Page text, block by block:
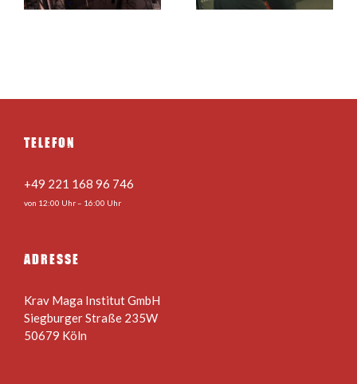
Livestream vom
Kopf –
TELEFON
+49 221 168 96 746
von 12:00 Uhr – 16:00 Uhr
ADRESSE
Krav Maga Institut GmbH
Siegburger Straße 235W
50679 Köln